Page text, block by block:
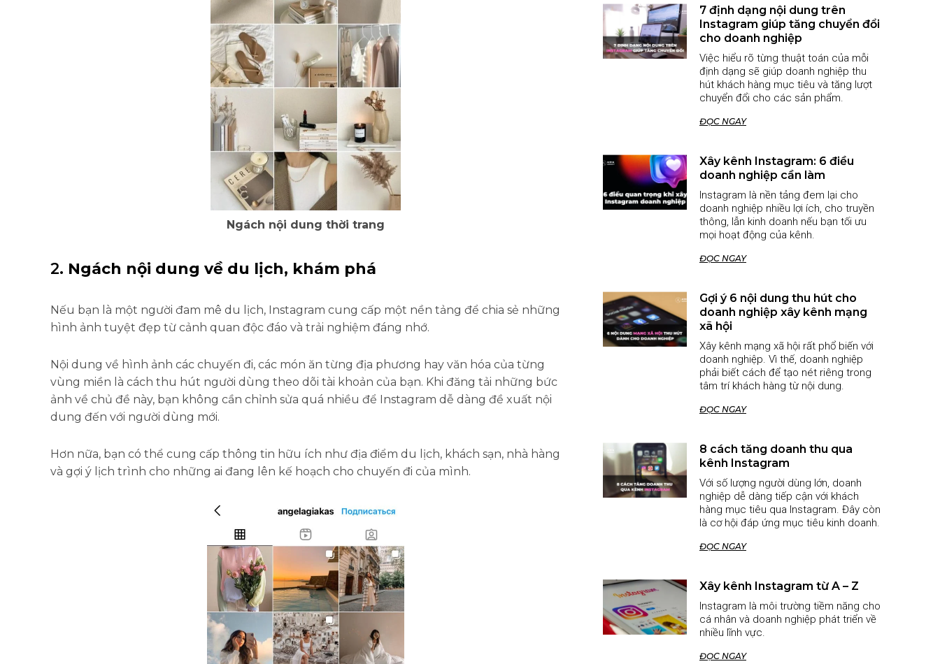
Ngách nội dung thời trang
2. Ngách nội dung về du lịch, khám phá
Nếu bạn là một người đam mê du lịch, Instagram cung cấp một nền tảng để chia sẻ những
hình ảnh tuyệt đẹp từ cảnh quan độc đáo và trải nghiệm đáng nhớ.
Nội dung về hình ảnh các chuyến đi, các món ăn từng địa phương hay văn hóa của từng
vùng miền là cách thu hút người dùng theo dõi tài khoản của bạn. Khi đăng tải những bức
ảnh về chủ đề này, bạn không cần chỉnh sửa quá nhiều để Instagram dễ dàng đề xuất nội
dung đến với người dùng mới.
Hơn nữa, bạn có thể cung cấp thông tin hữu ích như địa điểm du lịch, khách sạn, nhà hàng
và gợi ý lịch trình cho những ai đang lên kế hoạch cho chuyến đi của mình.
7 định dạng nội dung trên
Instagram giúp tăng chuyển đổi
cho doanh nghiệp
Việc hiểu rõ từng thuật toán của mỗi
định dạng sẽ giúp doanh nghiệp thu
hút khách hàng mục tiêu và tăng lượt
chuyển đổi cho các sản phẩm.
ĐỌC NGAY
Xây kênh Instagram: 6 điều
doanh nghiệp cần làm
Instagram là nền tảng đem lại cho
doanh nghiệp nhiều lợi ích, cho truyền
thông, lẫn kinh doanh nếu bạn tối ưu
mọi hoạt động của kênh.
ĐỌC NGAY
Gợi ý 6 nội dung thu hút cho
doanh nghiệp xây kênh mạng
xã hội
Xây kênh mạng xã hội rất phổ biến với
doanh nghiệp. Vì thế, doanh nghiệp
phải biết cách để tạo nét riêng trong
tâm trí khách hàng từ nội dung.
ĐỌC NGAY
8 cách tăng doanh thu qua
kênh Instagram
Với số lượng người dùng lớn, doanh
nghiệp dễ dàng tiếp cận với khách
hàng mục tiêu qua Instagram. Đây còn
là cơ hội đáp ứng mục tiêu kinh doanh.
ĐỌC NGAY
Xây kênh Instagram từ A – Z
Instagram là môi trường tiềm năng cho
cá nhân và doanh nghiệp phát triển về
nhiều lĩnh vực.
ĐỌC NGAY